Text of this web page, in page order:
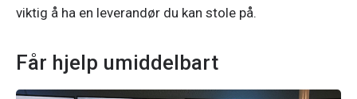
viktig å ha en leverandør du kan stole på.
Får hjelp umiddelbart